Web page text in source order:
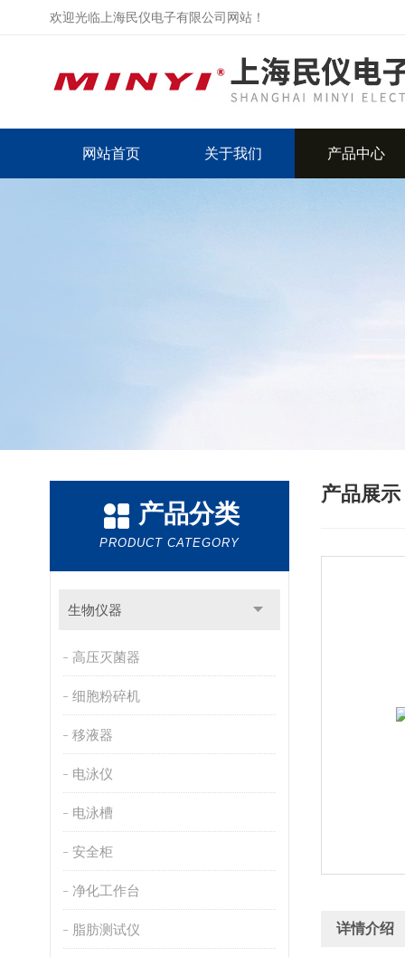
欢迎光临上海民仪电子有限公司网站！
网站首页 关于我们 产品中心
产品分类
PRODUCT CATEGORY
生物仪器
高压灭菌器
细胞粉碎机
移液器
电泳仪
电泳槽
安全柜
净化工作台
脂肪测试仪
产品展示
详情介绍